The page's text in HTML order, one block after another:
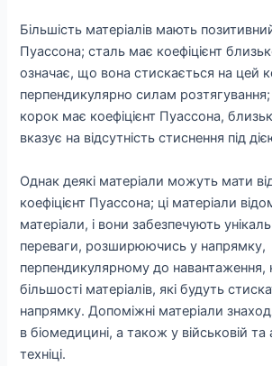
Більшість матеріалів мають
Пуассона; сталь має коефіцієнт
означає, що вона стискається на цей
перпендикулярно силам розтягування;
корок має коефіцієнт Пуассона,
вказує на відсутність стиснення під
Однак деякі матеріали можуть мати
коефіцієнт Пуассона; ці матеріали
матеріали, і вони забезпечують
переваги, розширюючись у напрямку,
перпендикулярному до навантаження,
більшості матеріалів, які будуть
напрямку. Допоміжні матеріали
в біомедицині, а також у військовій та
техніці.